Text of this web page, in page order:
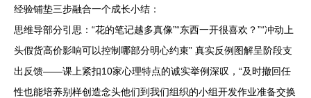
经验铺垫三步融合一个成长小结：
思维导部分引思：“花的笔记越多真像”“东西一开很喜欢？”“冲动上
头假货高价影响可以控制哪部分明心约束” 真实反例图解呈阶段支
出反馈——课上紧扣10家心理特点的诚实举例深叹，“及时撤回任
性也能培养别样创造念头他们到我们组织的小组开发作业准备交换